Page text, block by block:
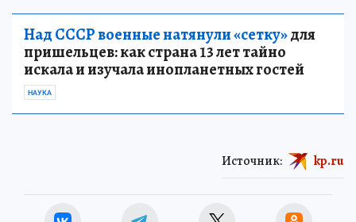
Над СССР военные натянули «сетку»для
пришельцев: как страна 13 лет тайно
искала и изучала инопланетных гостей
НАУКА
Источник: kp.ru